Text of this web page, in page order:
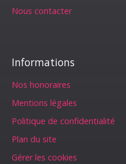
Nous contacter
Informations
Nos honoraires
Mentions légales
Politique de confidentialité
Plan du site
Gérer les cookies